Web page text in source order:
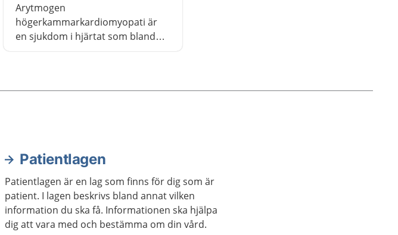
Arytmogen
högerkammarkardiomyopati är
en sjukdom i hjärtat som bland
inte av sjukdomen. Andra får
kraftiga och inte snabbt går över.
Patientlagen
Patientlagen är en lag som finns för dig som är
patient. I lagen beskrivs bland annat vilken
information du ska få. Informationen ska hjälpa
dig att vara med och bestämma om din vård.